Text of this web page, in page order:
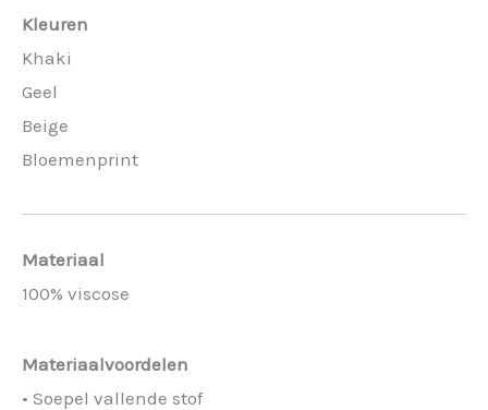
Kleuren
Khaki
Geel
Beige
Bloemenprint
Materiaal
100% viscose
Materiaalvoordelen
• Soepel vallende stof